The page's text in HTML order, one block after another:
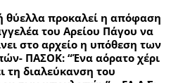
θύελλα προκαλεί η απόφαση
του Αρείου Πάγου να
στο αρχείο η υπόθεση των
ΠΑΣΟΚ: “Ένα αόρατο χέρι
τη διαλεύκανση του